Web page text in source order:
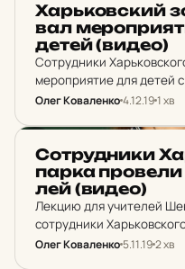
Харь­ков­ский
вал
детей (видео)
Сотрудники
мероприятие для детей
Мероприятие
познавательные
возможность поближе
Олег Коваленко4.12.191 хв
Сот­руд­ни­ки
пар­ка
лей (видео)
Лекцию для учителей
сотрудники
«Школа молодого
Олег Коваленко5.11.192 хв